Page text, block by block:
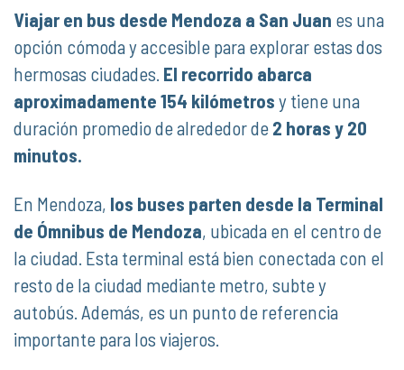
Viajar en bus desde Mendoza a San Juan es una
opción cómoda y accesible para explorar estas dos
hermosas ciudades. El recorrido abarca
aproximadamente 154 kilómetros y tiene una
duración promedio de alrededor de 2 horas y 20
minutos.
En Mendoza, los buses parten desde la Terminal
de Ómnibus de Mendoza, ubicada en el centro de
la ciudad. Esta terminal está bien conectada con el
resto de la ciudad mediante metro, subte y
autobús. Además, es un punto de referencia
importante para los viajeros.